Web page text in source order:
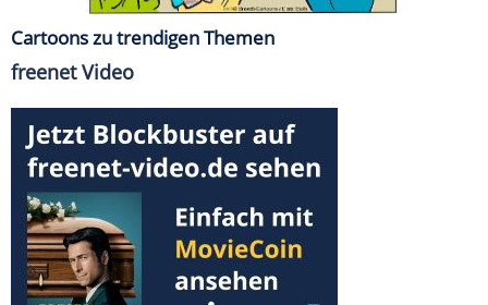
Cartoons zu trendigen Themen
freenet Video